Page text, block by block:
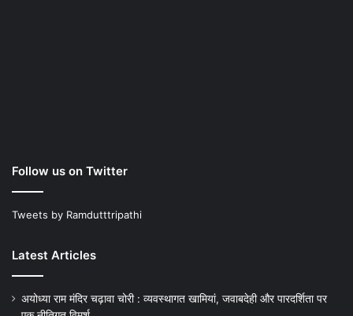
Follow us on Twitter
Tweets by Ramdutttripathi
Latest Articles
अयोध्या राम मंदिर चढ़ावा चोरी : व्यवस्थागत खामियां, जवाबदेही और पारदर्शिता पर